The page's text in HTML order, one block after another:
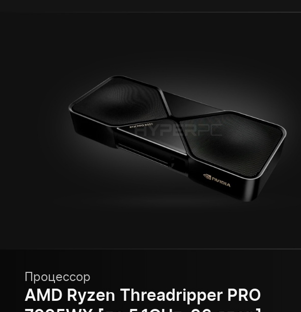
Процессор
AMD Ryzen Threadripper PRO